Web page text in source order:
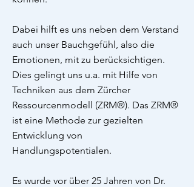
Dabei hilft es uns neben dem Verstand
auch unser Bauchgefühl, also die
Emotionen, mit zu berücksichtigen.
Dies gelingt uns u.a. mit Hilfe von
Techniken aus dem Zürcher
Ressourcenmodell (ZRM®). Das ZRM®
ist eine Methode zur gezielten
Entwicklung von
Handlungspotentialen.
Es wurde vor über 25 Jahren von Dr.